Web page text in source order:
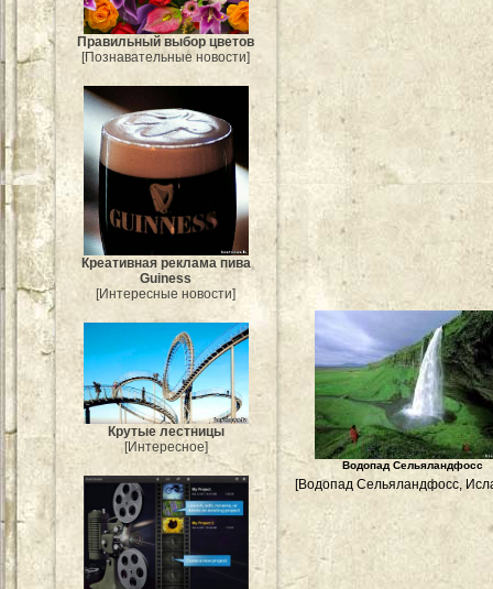
Правильный выбор цветов
[Познавательные новости]
Креативная реклама пива
Guiness
[Интересные новости]
Крутые лестницы
[Интересное]
Водопад Сельяландфосс
[Водопад Сельяландфосс,